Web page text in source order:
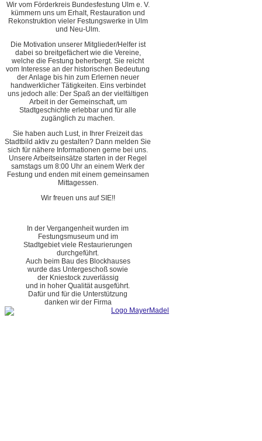
Wir vom Förderkreis Bundesfestung Ulm e. V.
kümmern uns um Erhalt, Restauration und
Rekonstruktion vieler Festungswerke in Ulm
und Neu-Ulm.
Die Motivation unserer Mitglieder/Helfer ist
dabei so breitgefächert wie die Vereine,
welche die Festung beherbergt. Sie reicht
vom Interesse an der historischen Bedeutung
der Anlage bis hin zum Erlernen neuer
handwerklicher Tätigkeiten. Eins verbindet
uns jedoch alle: Der Spaß an der vielfältigen
Arbeit in der Gemeinschaft, um
Stadtgeschichte erlebbar und für alle
zugänglich zu machen.
Sie haben auch Lust, in Ihrer Freizeit das
Stadtbild aktiv zu gestalten? Dann melden Sie
sich für nähere Informationen gerne bei uns.
Unsere Arbeitseinsätze starten in der Regel
samstags um 8:00 Uhr an einem Werk der
Festung und enden mit einem gemeinsamen
Mittagessen.
Wir freuen uns auf SIE!!
In der Vergangenheit wurden im
Festungsmuseum und im
Stadtgebiet viele Restaurierungen
durchgeführt.
Auch beim Bau des Blockhauses
wurde das Untergeschoß sowie
der Kniestock zuverlässig
und in hoher Qualität ausgeführt.
Dafür und für die Unterstützung
danken wir der Firma